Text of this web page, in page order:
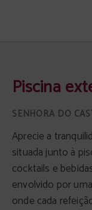
Piscina
Aprecie a
situada junto à
cocktails e
envolvido por
onde cada